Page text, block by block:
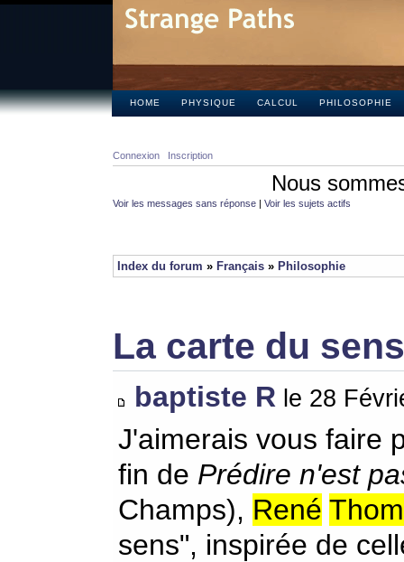
HOME PHYSIQUE CALCUL PHILOSOPHIE
Connexion Inscription
Nous
Voir les messages sans réponse | Voir les sujets actifs
Index du forum » Français » Philosophie
La carte du
baptiste R le 28
J'aimerais vous faire
fin de Prédire n'est
Champs), René Thom
sens", inspirée de